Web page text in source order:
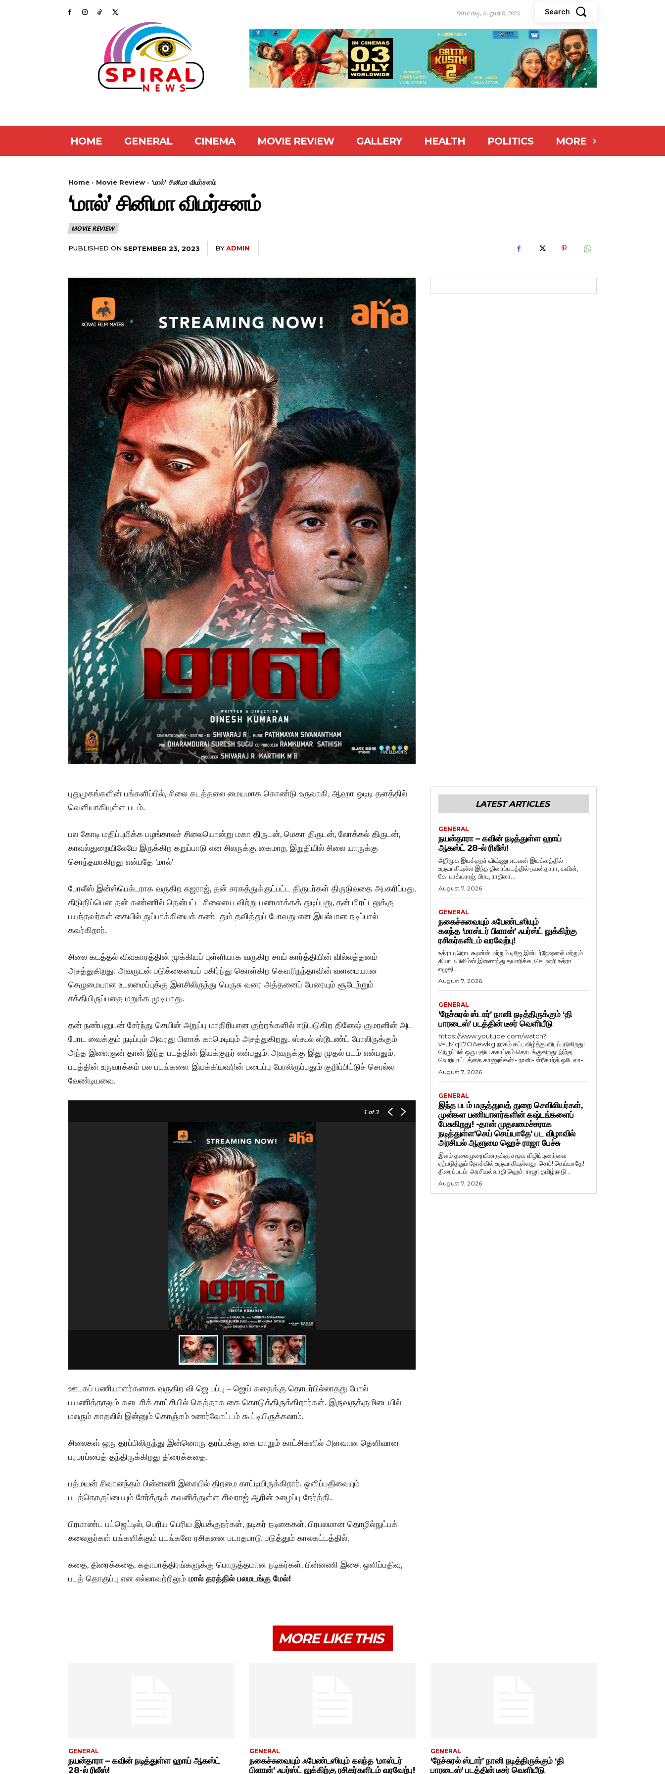
Saturday, August 8, 2026 Search
HOME GENERAL CINEMA MOVIE REVIEW GALLERY HEALTH POLITICS MORE
Home Movie Review ‘மால்' சினிமா விமர்சனம்
‘மால்’ சினிமா விமர்சனம்
MOVIE REVIEW
PUBLISHED ON SEPTEMBER 23, 2023 BYADMIN
புதுமுகங்களின் பங்களிப்பில், சிலை கடத்தலை மையமாக கொண்டு உருவாகி, ஆஹா ஓடிடி தளத்தில்
வெளியாகியுள்ள படம்.
பல கோடி மதிப்புமிக்க பழங்காலச் சிலையொன்று மகா திருடன், மெகா திருடன், லோக்கல் திருடன்,
காவல்துறையிலேயே இருக்கிற கறுப்பாடு என சிலருக்கு கைமாற, இறுதியில் சிலை யாருக்கு
சொந்தமாகிறது என்பதே ‘மால்’
போலீஸ் இன்ஸ்பெக்டராக வருகிற கஜராஜ், தன் சரகத்துக்குட்பட்ட திருடர்கள் திருடுவதை அபகரிப்பது,
திடுதிப்பென தன் கண்ணில் தென்பட்ட சிலையை விற்று பணமாக்கத் துடிப்பது, தன் மிரட்டலுக்கு
பயந்தவர்கள் கையில் துப்பாக்கியைக் கண்டதும் தவித்துப் போவது என இயல்பான நடிப்பால்
கவர்கிறார்.
சிலை கடத்தல் விவகாரத்தின் முக்கியப் புள்ளியாக வருகிற சாய் கார்த்தியின் வில்லத்தனம்
அசத்துகிறது. அவருடன் படுக்கையைப் பகிர்ந்து கொள்கிற கெளரிநந்தாவின் வளமையான
செழுமையான உடலமைப்புக்கு இளசிலிருந்து பெருசு வரை அத்தனைப் பேரையும் சூடேற்றும்
சக்தியிருப்பதை மறுக்க முடியாது.
தன் நண்பனுடன் சேர்ந்து செயின் அறுப்பு மாதிரியான குற்றங்களில் ஈடுபடுகிற தினேஷ் குமரனின் அட
போட வைக்கும் நடிப்பும் அவரது பிளாக் காமெடியும் அசத்துகிறது. ஸ்கூல் ஸ்டூடண்ட் போலிருக்கும்
அந்த இளைஞன் தான் இந்த படத்தின் இயக்குநர் என்பதும், அவருக்கு இது முதல் படம் என்பதும்,
படத்தின் உருவாக்கம் பல படங்களை இயக்கியவரின் படைப்பு போலிருப்பதும் குறிப்பிட்டுச் சொல்ல
வேண்டியவை.
1 of 3
ஊடகப் பணியாளர்களாக வருகிற வி ஜெ பப்பு – ஜெய் கதைக்கு தொடர்பில்லாதது போல்
பயணித்தாலும் கடைசிக் காட்சியில் கெத்தாக கை கொடுத்திருக்கிறார்கள். இருவருக்குமிடையில்
மலரும் காதலில் இன்னும் கொஞ்சம் உணர்வோட்டம் கூட்டியிருக்கலாம்.
சிலைகள் ஒரு தரப்பிலிருந்து இன்னொரு தரப்புக்கு கை மாறும் காட்சிகளில் அளவான தெளிவான
பரபரப்பைத் தந்திருக்கிறது திரைக்கதை.
பத்மயன் சிவானந்தம் பின்னணி இசையில் திறமை காட்டியிருக்கிறார். ஒளிப்பதிவையும்
படத்தொகுப்பையும் சேர்த்துக் கவனித்துள்ள சிவராஜ் ஆரின் உழைப்பு நேர்த்தி.
பிரமாண்ட பட்ஜெட்டில், பெரிய பெரிய இயக்குநர்கள், நடிகர் நடிகைகள், பிரபலமான தொழில்நுட்பக்
கலைஞர்கள் பங்களிக்கும் படங்களே ரசிகனை படாதபாடு படுத்தும் காலகட்டத்தில்,
கதை, திரைக்கதை, கதாபாத்திரங்களுக்கு பொருத்தமான நடிகர்கள், பின்னணி இசை, ஒளிப்பதிவு,
படத் தொகுப்பு என எல்லாவற்றிலும் மால் தரத்தில் பலமடங்கு மேல்!
LATEST ARTICLES
GENERAL
நயன்தாரா – கவின் நடித்துள்ள ஹாய்
ஆகஸ்ட் 28-ல் ரிலீஸ்!
அறிமுக இயக்குநர் விஷ்ணு எடவன் இயக்கத்தில்
உருவாகியுள்ள இந்த திரைப்படத்தில் நயன்தாரா, கவின்,
கே. பாக்யராஜ், பிரபு, ராதிகா...
August 7, 2026
GENERAL
நகைச்சுவையும் ஃபேண்டஸியும்
கலந்த ‘மாஸ்டர் பிளான்’ ஃபர்ஸ்ட் லுக்கிற்கு
ரசிகர்களிடம் வரவேற்பு!
உத்ரா புரொடக்ஷன்ஸ் மற்றும் டிஜே இன்டர்நேஷனல் மற்றும்
தியா ஃபிலிம்ஸ் இணைந்து தயாரிக்க, செ. ஹரி உத்ரா
எழுதி,...
August 7, 2026
GENERAL
‘நேச்சுரல் ஸ்டார்’ நானி நடித்திருக்கும் ‘தி
பாரடைஸ்’ படத்தின் டீசர் வெளியீடு
https://www.youtube.com/watch?
v=LMqE7OAewkg நரகம் கட்டவிழ்த்து விடப்படுகிறது!
நெருப்பில் ஒரு புதிய சகாப்தம் தொடங்குகிறது! இந்த
வெறியாட்டத்தை காணுங்கள்!- நானி- ஸ்ரீகாந்த் ஒடேலா-...
August 7, 2026
GENERAL
இந்த படம் மருத்துவத் துறை செவிலியர்கள்,
முன்கள பணியாளர்களின் கஷ்டங்களைப்
பேசுகிறது! -தான் முதலமைச்சராக
நடித்துள்ள’செய் செய்யாதே’ பட விழாவில்
அரசியல் ஆளுமை ஹெச் ராஜா பேச்சு
இளம் தலைமுறையினருக்கு சமூக விழிப்புணர்வை
ஏற்படுத்தும் நோக்கில் உருவாகியுள்ளது ‘செய்! செய்யாதே!’
திரைப்படம். அரசியல்வாதி ஹெச். ராஜா தமிழ்நாடு...
August 7, 2026
MORE LIKE THIS
GENERAL
நயன்தாரா – கவின் நடித்துள்ள ஹாய் ஆகஸ்ட்
28-ல் ரிலீஸ்!
GENERAL
நகைச்சுவையும் ஃபேண்டஸியும் கலந்த ‘மாஸ்டர்
பிளான்’ ஃபர்ஸ்ட் லுக்கிற்கு ரசிகர்களிடம் வரவேற்பு!
GENERAL
‘நேச்சுரல் ஸ்டார்’ நானி நடித்திருக்கும் ‘தி
பாரடைஸ்’ படத்தின் டீசர் வெளியீடு